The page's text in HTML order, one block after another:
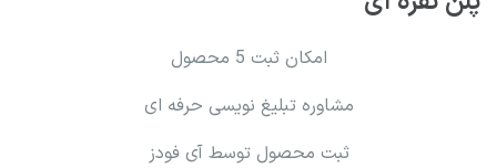
امکان ثبت 5 محصول
مشاوره تبلیغ نویسی حرفه ای
ثبت محصول توسط آی فودز